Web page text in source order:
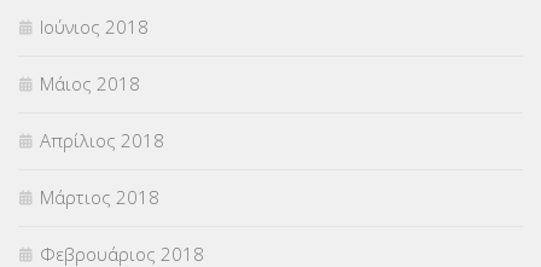
Ιούνιος 2018
Μάιος 2018
Απρίλιος 2018
Μάρτιος 2018
Φεβρουάριος 2018